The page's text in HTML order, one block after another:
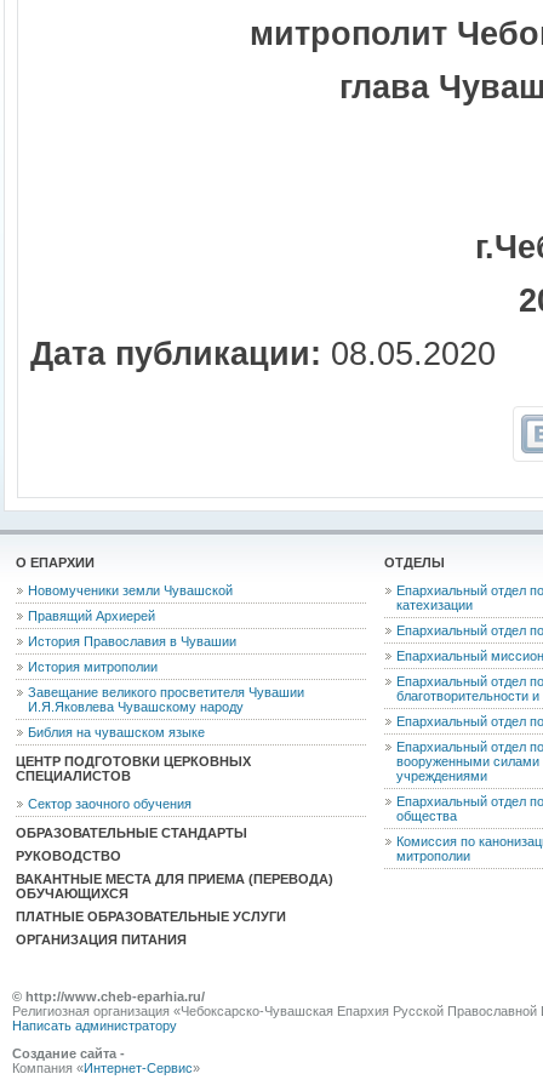
митрополит
глава
Дата публикации: 08.05.2020
О ЕПАРХИИ
Новомученики земли Чувашской
Правящий Архиерей
История Православия в Чувашии
История митрополии
Завещание великого просветителя Чувашии
И.Я.Яковлева Чувашскому народу
Библия на чувашском языке
ЦЕНТР ПОДГОТОВКИ ЦЕРКОВНЫХ
СПЕЦИАЛИСТОВ
Сектор заочного обучения
ОБРАЗОВАТЕЛЬНЫЕ СТАНДАРТЫ
РУКОВОДСТВО
ВАКАНТНЫЕ МЕСТА ДЛЯ ПРИЕМА (ПЕРЕВОДА)
ОБУЧАЮЩИХСЯ
ПЛАТНЫЕ ОБРАЗОВАТЕЛЬНЫЕ УСЛУГИ
ОРГАНИЗАЦИЯ ПИТАНИЯ
ОТДЕЛЫ
Епархиальный отдел
катехизации
Епархиальный отдел
Епархиальный
Епархиальный отдел
благотворительности
Епархиальный отдел
Епархиальный отдел
вооруженными силами
учреждениями
Епархиальный отдел
общества
Комиссия по
митрополии
© http://www.cheb-eparhia.ru/
Религиозная организация «Чебоксарско-Чувашская Епархия Русской
Написать администратору
Создание сайта -
Компания «Интернет-Сервис»